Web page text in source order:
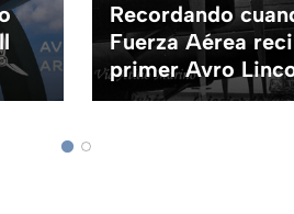
Recordando
Fuerza Aérea
primer Avro